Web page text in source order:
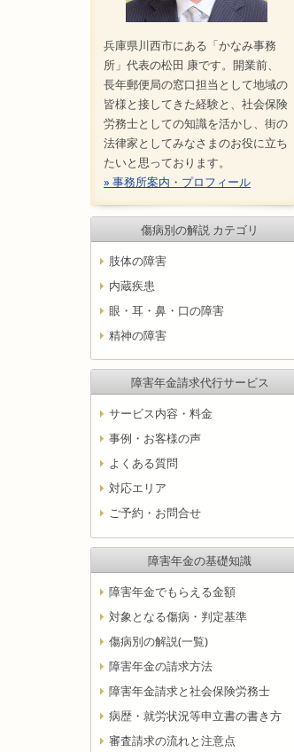
兵庫県川西市にある「かなみ事務
所」代表の松田 康です。開業前、
長年郵便局の窓口担当として地域の
皆様と接してきた経験と、社会保険
労務士としての知識を活かし、街の
法律家としてみなさまのお役に立ち
たいと思っております。
» 事務所案内・プロフィール
傷病別の解説 カテゴリ
肢体の障害
内蔵疾患
眼・耳・鼻・口の障害
精神の障害
障害年金請求代行サービス
サービス内容・料金
事例・お客様の声
よくある質問
対応エリア
ご予約・お問合せ
障害年金の基礎知識
障害年金でもらえる金額
対象となる傷病・判定基準
傷病別の解説(一覧)
障害年金の請求方法
障害年金請求と社会保険労務士
病歴・就労状況等申立書の書き方
審査請求の流れと注意点